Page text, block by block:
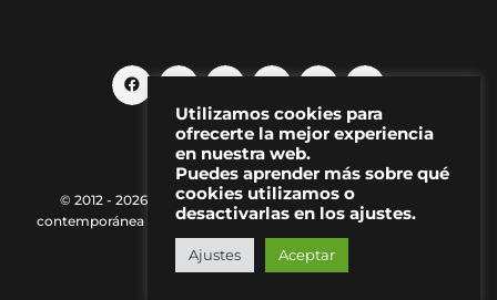
© 2012 - 2026 MAKMA | Revista de artes visuales y cultura
contemporánea |
Política de Privacidad| Aviso Legal|Contacto
Utilizamos cookies para
ofrecerte la mejor experiencia
en nuestra web.
Puedes aprender más sobre qué
cookies utilizamos o
desactivarlas en los ajustes.
Ajustes Aceptar